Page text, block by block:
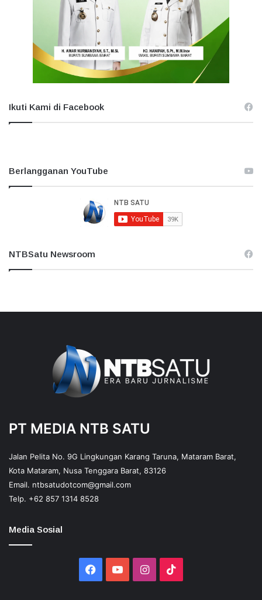
Ikuti Kami di Facebook
Berlangganan YouTube
NTBSatu Newsroom
PT MEDIA NTB SATU
Jalan Pelita No. 9G Lingkungan Karang Taruna, Mataram Barat,
Kota Mataram, Nusa Tenggara Barat, 83126
Email. ntbsatudotcom@gmail.com
Telp. +62 857 1314 8528
Media Sosial
Facebook
YouTubeInstagram